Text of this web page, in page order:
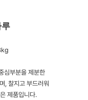
루
심부분을 제분한
, 찰지고 부드러워
제품입니다.